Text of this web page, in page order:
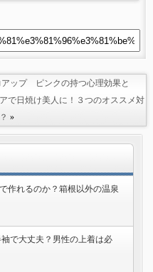
ップ ピンクの持つ心理効果と
で日焼け美人に！３つのオススメ対
»
作れるのか？箱根以外の温泉
で大丈夫？男性の上着は必